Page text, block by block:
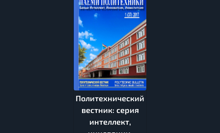
Политехнический
вестник: серия
интеллект,